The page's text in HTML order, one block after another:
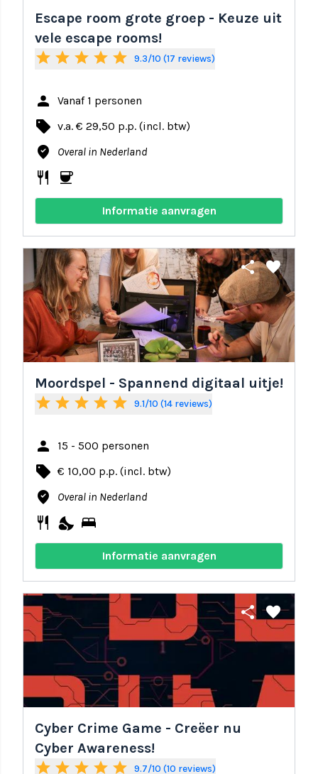
Escape room grote groep - Keuze uit
vele escape rooms!
star star star star star 9.3/10 (17 reviews)
person Vanaf 1 personen
local_offer v.a. € 29,50 p.p. (incl. btw)
where_to_vote Overal in Nederland
restaurant coffee
Informatie aanvragen
share favorite
Moordspel - Spannend digitaal uitje!
star star star star star 9.1/10 (14 reviews)
person 15 - 500 personen
local_offer € 10,00 p.p. (incl. btw)
where_to_vote Overal in Nederland
restaurant nights_stay bed
Informatie aanvragen
share favorite
Cyber Crime Game - Creëer nu
Cyber Awareness!
star star star star star 9.7/10 (10 reviews)